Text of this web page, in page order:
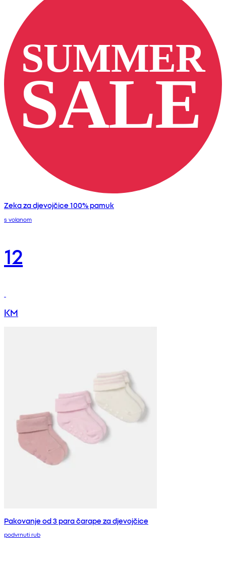
Zeka za djevojčice 100% pamuk
s volanom
12
KM
Pakovanje od 3 para čarape za djevojčice
podvrnuti rub